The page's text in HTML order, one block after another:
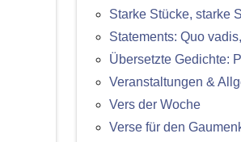
Starke Stücke, starke
Statements: Quo
Übersetzte Gedichte:
Veranstaltungen &
Vers der Woche
Verse für den